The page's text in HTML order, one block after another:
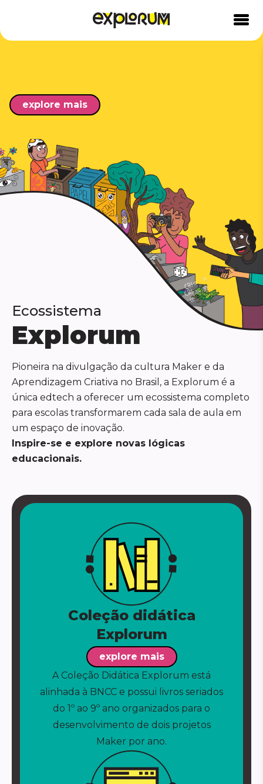
explore mais
Ecossistema
Explorum
Pioneira na divulgação da cultura Maker e da
Aprendizagem Criativa no Brasil, a Explorum é a
única edtech a oferecer um ecossistema completo
para escolas transformarem cada sala de aula em
um espaço de inovação.
Inspire-se e explore novas lógicas
educacionais.
Coleção didática
Explorum
explore mais
A Coleção Didática Explorum está
alinhada à BNCC e possui livros seriados
do 1º ao 9º ano organizados para o
desenvolvimento de dois projetos
Maker por ano.